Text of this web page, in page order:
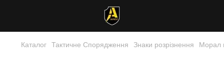
Каталог Тактичне Спорядження Знаки розрізнення Морал